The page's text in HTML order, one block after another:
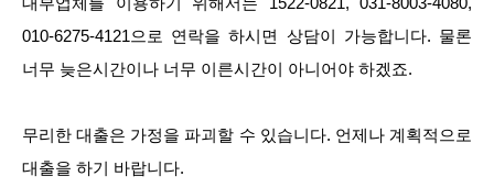
010-6275-4121으로 연락을 하시면 상담이 가능합니다. 물론
너무 늦은시간이나 너무 이른시간이 아니어야 하겠죠.
무리한 대출은 가정을 파괴할 수 있습니다. 언제나 계획적으로
대출을 하기 바랍니다.